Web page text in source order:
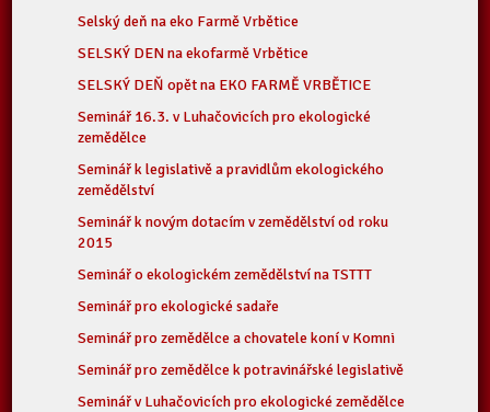
Selský deň na eko Farmě Vrbětice
SELSKÝ DEN na ekofarmě Vrbětice
SELSKÝ DEŇ opět na EKO FARMĚ VRBĚTICE
Seminář 16.3. v Luhačovicích pro ekologické
zemědělce
Seminář k legislativě a pravidlům ekologického
zemědělství
Seminář k novým dotacím v zemědělství od roku
2015
Seminář o ekologickém zemědělství na TSTTT
Seminář pro ekologické sadaře
Seminář pro zemědělce a chovatele koní v Komni
Seminář pro zemědělce k potravinářské legislativě
Seminář v Luhačovicích pro ekologické zemědělce